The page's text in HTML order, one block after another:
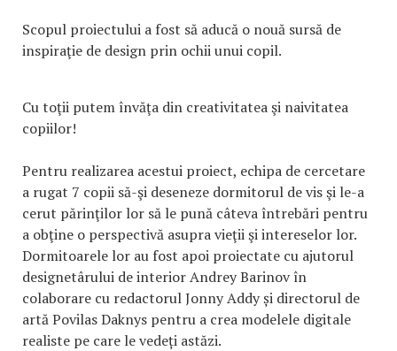
Scopul proiectului a fost să aducă o nouă sursă de
inspiraţie de design prin ochii unui copil.
Cu toţii putem învăţa din creativitatea şi naivitatea
copiilor!
Pentru realizarea acestui proiect, echipa de cercetare
a rugat 7 copii să-şi deseneze dormitorul de vis şi le-a
cerut părinţilor lor să le pună câteva întrebări pentru
a obţine o perspectivă asupra vieţii şi intereselor lor.
Dormitoarele lor au fost apoi proiectate cu ajutorul
designetârului de interior Andrey Barinov în
colaborare cu redactorul Jonny Addy și directorul de
artă Povilas Daknys pentru a crea modelele digitale
realiste pe care le vedeți astăzi.